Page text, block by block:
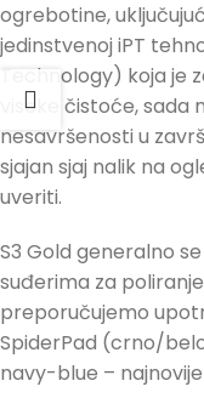
ogrebotine,
jedinstvenoj iPT
Technology) koja je
visoke čistoće,
nesavršenosti u
sjajan sjaj nalik na
uveriti.
S3 Gold generalno
suđerima za
preporučujemo
SpiderPad (crno/
navy-blue –